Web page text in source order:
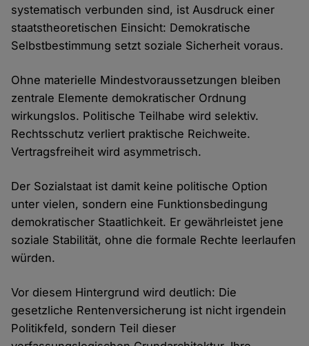
systematisch verbunden sind, ist Ausdruck einer
staatstheoretischen Einsicht: Demokratische
Selbstbestimmung setzt soziale Sicherheit voraus.
Ohne materielle Mindestvoraussetzungen bleiben
zentrale Elemente demokratischer Ordnung
wirkungslos. Politische Teilhabe wird selektiv.
Rechtsschutz verliert praktische Reichweite.
Vertragsfreiheit wird asymmetrisch.
Der Sozialstaat ist damit keine politische Option
unter vielen, sondern eine Funktionsbedingung
demokratischer Staatlichkeit. Er gewährleistet jene
soziale Stabilität, ohne die formale Rechte leerlaufen
würden.
Vor diesem Hintergrund wird deutlich: Die
gesetzliche Rentenversicherung ist nicht irgendein
Politikfeld, sondern Teil dieser